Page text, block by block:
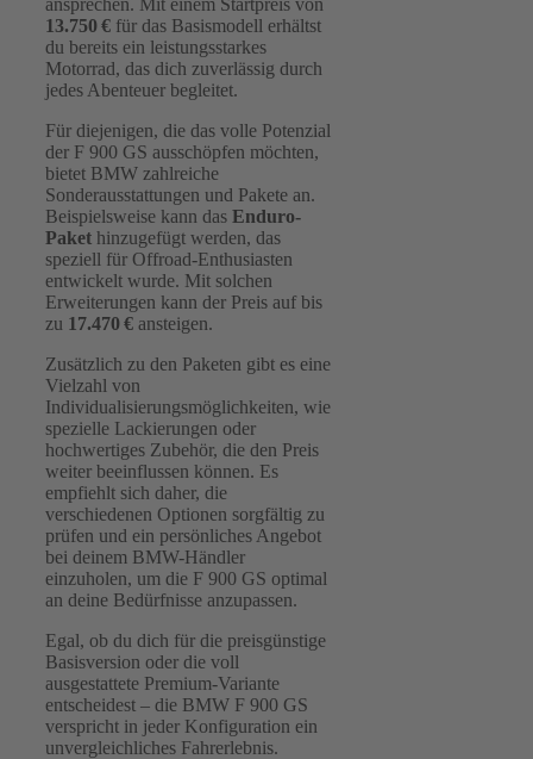
ansprechen. Mit einem Startpreis von
13.750 € für das Basismodell erhältst
du bereits ein leistungsstarkes
Motorrad, das dich zuverlässig durch
jedes Abenteuer begleitet.
Für diejenigen, die das volle Potenzial
der F 900 GS ausschöpfen möchten,
bietet BMW zahlreiche
Sonderausstattungen und Pakete an.
Beispielsweise kann das Enduro-
Paket hinzugefügt werden, das
speziell für Offroad-Enthusiasten
entwickelt wurde. Mit solchen
Erweiterungen kann der Preis auf bis
zu 17.470 € ansteigen.
Zusätzlich zu den Paketen gibt es eine
Vielzahl von
Individualisierungsmöglichkeiten, wie
spezielle Lackierungen oder
hochwertiges Zubehör, die den Preis
weiter beeinflussen können. Es
empfiehlt sich daher, die
verschiedenen Optionen sorgfältig zu
prüfen und ein persönliches Angebot
bei deinem BMW-Händler
einzuholen, um die F 900 GS optimal
an deine Bedürfnisse anzupassen.
Egal, ob du dich für die preisgünstige
Basisversion oder die voll
ausgestattete Premium-Variante
entscheidest – die BMW F 900 GS
verspricht in jeder Konfiguration ein
unvergleichliches Fahrerlebnis.